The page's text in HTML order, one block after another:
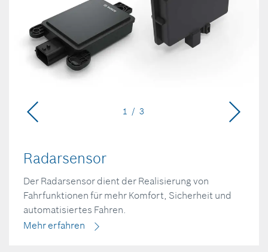
Radarsensor
Der Radarsensor dient der Realisierung von
Fahrfunktionen für mehr Komfort, Sicherheit und
automatisiertes Fahren.
Mehr erfahren
1 / 3